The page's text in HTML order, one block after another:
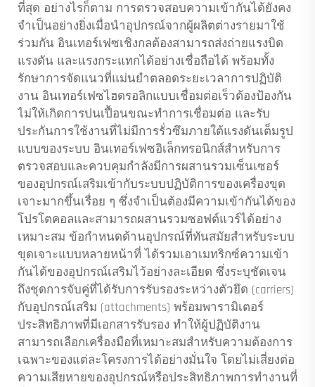
ที่สุด อย่างไรก็ตาม การตรวจสอบความเข้ากันได้ยังคง
จำเป็นอย่างยิ่งเมื่อนำอุปกรณ์จากผู้ผลิตต่างรายมาใช้
ร่วมกัน อินเทอร์เฟซเชิงกลต้องสามารถส่งถ่ายแรงบิด
แรงดัน และแรงกระแทกได้อย่างเชื่อถือได้ พร้อมทั้ง
รักษาการจัดแนวที่แม่นยำตลอดระยะเวลาการปฏิบัติ
งาน อินเทอร์เฟซไฮดรอลิกแบบเชื่อมต่อเร็วต้องป้องกัน
ไม่ให้เกิดการปนเปื้อนขณะทำการเชื่อมต่อ และรับ
ประกันการใช้งานที่ไม่มีการรั่วซึมภายใต้แรงดันเต็มรูป
แบบของระบบ อินเทอร์เฟซอิเล็กทรอนิกส์สำหรับการ
ตรวจสอบและควบคุมกำลังมีการผสานรวมเซ็นเซอร์
ของอุปกรณ์เสริมเข้ากับระบบปฏิบัติการของเครื่องขุด
เจาะมากขึ้นเรื่อย ๆ ซึ่งจำเป็นต้องมีความเข้ากันได้ของ
โปรโตคอลและสามารถผสานรวมซอฟต์แวร์ได้อย่าง
เหมาะสม ข้อกำหนดด้านอุปกรณ์ที่ทันสมัยสำหรับระบบ
ขุดเจาะแบบหลายหน้าที่ ได้รวมเอาเมทริกซ์ความเข้า
กันได้ของอุปกรณ์เสริมไว้อย่างละเอียด ซึ่งระบุชัดเจน
ถึงชุดการจับคู่ที่ได้รับการรับรองระหว่างตัวยึด (carriers)
กับอุปกรณ์เสริม (attachments) พร้อมพารามิเตอร์
ประสิทธิภาพที่มีเอกสารรับรอง ทำให้ผู้ปฏิบัติงาน
สามารถเลือกเครื่องมือที่เหมาะสมสำหรับความต้องการ
เฉพาะของแต่ละโครงการได้อย่างมั่นใจ โดยไม่เสี่ยงต่อ
ความเสียหายของอุปกรณ์หรือประสิทธิภาพการทำงานที่